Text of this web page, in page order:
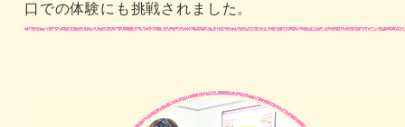
口での体験にも挑戦されました。